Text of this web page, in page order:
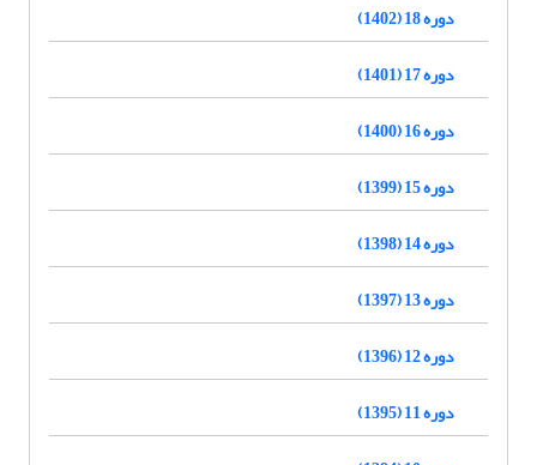
دوره 18 (1402)
دوره 17 (1401)
دوره 16 (1400)
دوره 15 (1399)
دوره 14 (1398)
دوره 13 (1397)
دوره 12 (1396)
دوره 11 (1395)